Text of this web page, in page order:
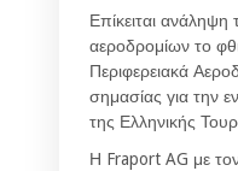
Επίκειται ανάληψη
αεροδρομίων το
Περιφερειακά
σημασίας για την
της Ελληνικής
Η Fraport AG με